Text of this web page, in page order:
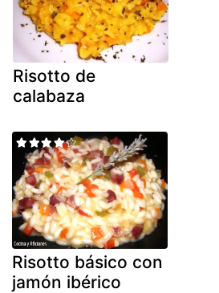
Risotto de
calabaza
Risotto básico con
jamón ibérico